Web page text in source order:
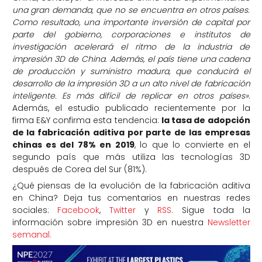
una gran demanda, que no se encuentra en otros países.
Como resultado, una importante inversión de capital por
parte del gobierno, corporaciones e institutos de
investigación acelerará el ritmo de la industria de
impresión 3D de China. Además, el país tiene una cadena
de producción y suministro madura, que conducirá el
desarrollo de la impresión 3D a un alto nivel de fabricación
inteligente. Es más difícil de replicar en otros países».
Además, el estudio publicado recientemente por la
firma E&Y confirma esta tendencia: la tasa de adopción
de la fabricación aditiva por parte de las empresas
chinas es del 78% en 2019, lo que lo convierte en el
segundo país que más utiliza las tecnologías 3D
después de Corea del Sur (81%).
¿Qué piensas de la evolución de la fabricación aditiva
en China? Deja tus comentarios en nuestras redes
sociales: Facebook, Twittery RSS. Sigue toda la
información sobre impresión 3D en nuestra Newsletter
semanal.